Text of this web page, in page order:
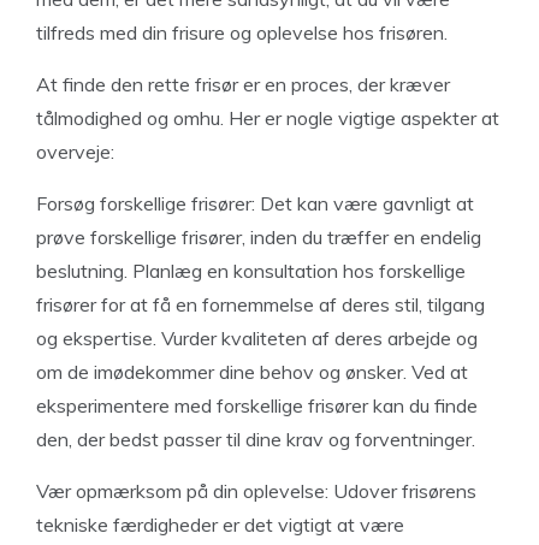
tilfreds med din frisure og oplevelse hos frisøren.
At finde den rette frisør er en proces, der kræver
tålmodighed og omhu. Her er nogle vigtige aspekter at
overveje:
Forsøg forskellige frisører: Det kan være gavnligt at
prøve forskellige frisører, inden du træffer en endelig
beslutning. Planlæg en konsultation hos forskellige
frisører for at få en fornemmelse af deres stil, tilgang
og ekspertise. Vurder kvaliteten af deres arbejde og
om de imødekommer dine behov og ønsker. Ved at
eksperimentere med forskellige frisører kan du finde
den, der bedst passer til dine krav og forventninger.
Vær opmærksom på din oplevelse: Udover frisørens
tekniske færdigheder er det vigtigt at være